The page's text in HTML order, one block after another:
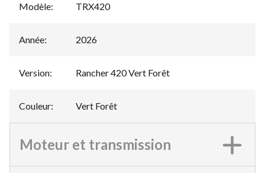
Modèle: TRX420
Année: 2026
Version: Rancher 420 Vert Forêt
Couleur: Vert Forêt
Moteur et transmission